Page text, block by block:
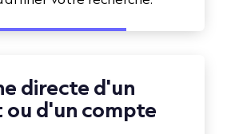
directe d'un
d'un compte